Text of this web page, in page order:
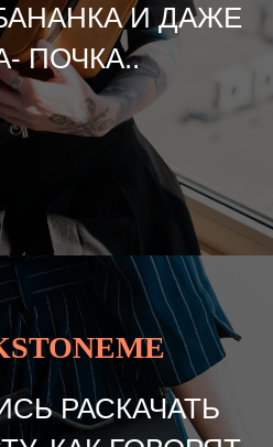
И ДАЖЕ
ПОЧКА..
РАСКАЧАТЬ